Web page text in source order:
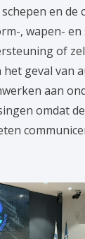
en de
, wapen- en
of
geval van
aan
omdat